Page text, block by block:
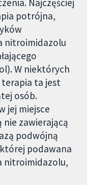
potrójna,
nitroimidazolu
W niektórych
terapia ta jest
osób.
jej miejsce
zawierającą
podwójną
podawana
nitroimidazolu,